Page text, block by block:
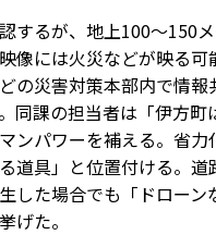
するが、地上100～150
像には火災などが映る可
の災害対策本部内で情報
同課の担当者は「伊方町
ンパワーを補える。省力
道具」と位置付ける。道
した場合でも「ドローン
げた。